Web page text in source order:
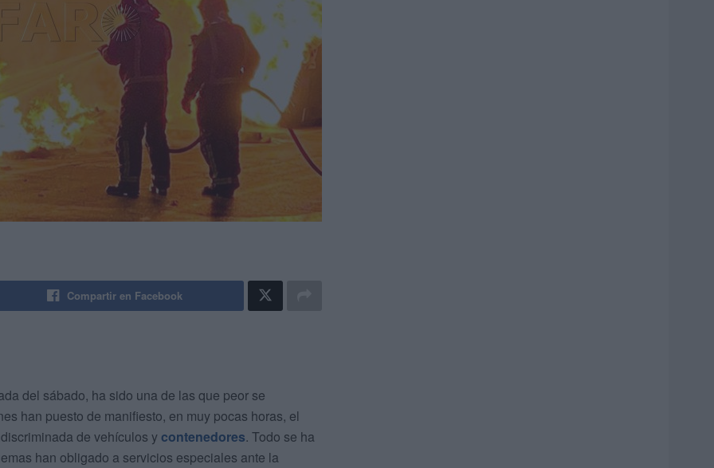
Compartir en Facebook
del sábado, ha sido una de las que peor se
han puesto de manifiesto, en muy pocas horas, el
de vehículos ycontenedores. Todo se ha
han obligado a servicios especiales ante la